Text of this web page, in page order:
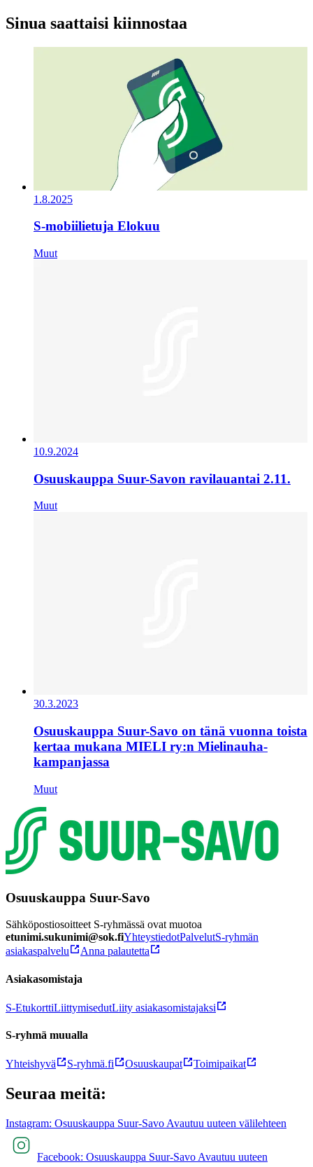
Sinua saattaisi kiinnostaa
1.8.2025
S-mobiilietuja Elokuu
Muut
10.9.2024
Osuuskauppa Suur-Savon ravilauantai 2.11.
Muut
30.3.2023
Osuuskauppa Suur-Savo on tänä vuonna toista
kertaa mukana MIELI ry:n Mielinauha-
kampanjassa
Muut
Osuuskauppa Suur-Savo
Sähköpostiosoitteet S-ryhmässä ovat muotoa
etunimi.sukunimi@sok.fiYhteystiedotPalvelutS-ryhmän
asiakaspalvelu
Anna palautetta
Asiakasomistaja
S-EtukorttiLiittymisedutLiity asiakasomistajaksi
S-ryhmä muualla
Yhteishyvä S-ryhmä.fi Osuuskaupat Toimipaikat
Seuraa meitä:
Instagram: Osuuskauppa Suur-Savo Avautuu uuteen välilehteen
Facebook: Osuuskauppa Suur-Savo Avautuu uuteen